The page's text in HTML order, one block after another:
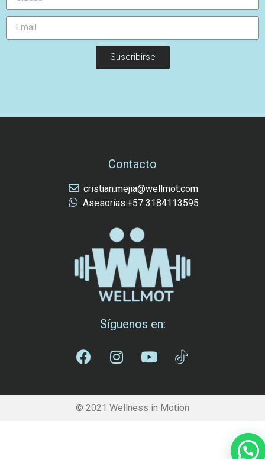
Suscribirse
Contacto
cristian.mejia@wellmot.com
Asesorías:+57 3184113595
Síguenos en:
© 2021 Wellness in Motion